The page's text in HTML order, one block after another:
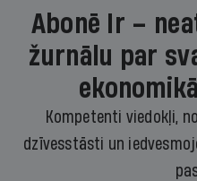
Abonē Ir –
žurnālu par
Kompetenti viedokļi,
dzīvesstāsti un